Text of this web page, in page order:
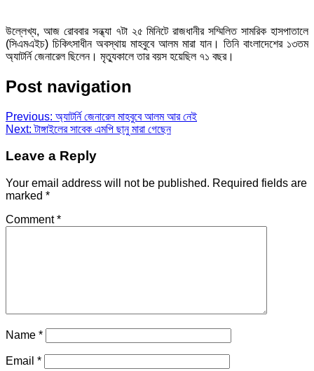
উল্লেখ্য, আজ রোববার সন্ধ্যা ৭টা ২৫ মিনিটে রাজধানীর সম্মিলিত সামরিক হাসপাতালে
(সিএমএইচ) চিকিৎসাধীন অবস্থায় মাহবুবে আলম মারা যান। তিনি বাংলাদেশের ১৩তম
অ্যাটর্নি জেনারেল ছিলেন। মৃত্যুকালে তার বয়স হয়েছিল ৭১ বছর।
Post navigation
Previous: অ্যাটর্নি জেনারেল মাহবুবে আলম আর নেই
Next: টাঙ্গাইলের সাবেক এমপি ছানু মারা গেছেন
Leave a Reply
Your email address will not be published. Required fields are
marked *
Comment*
Name *
Email *